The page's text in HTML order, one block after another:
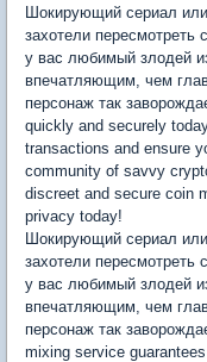
Шокирующий сериал
захотели
у вас любимый злодей
впечатляющим, чем
персонаж так
quickly and securely
transactions and ensure
community of savvy
discreet and secure coin
privacy today!
Шокирующий сериал
захотели
у вас любимый злодей
впечатляющим, чем
персонаж так
mixing service